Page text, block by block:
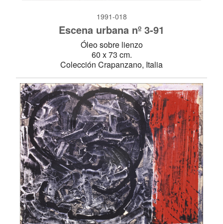
1991-018
Escena urbana nº 3-91
Óleo sobre lienzo
60 x 73 cm.
Colección Crapanzano, Italia